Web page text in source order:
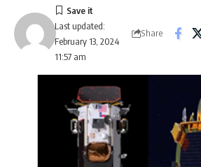
Last updated:
February 13, 2024
11:57 am
Share